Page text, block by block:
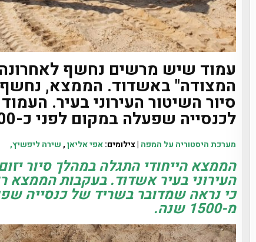
עמוד שיש מרשים נחשף
המצודה" באשדוד. הממצא,
סיור השיטור העירוני בעיר.
לכנסייה שפעלה במקום לפני כ-1500 שנה
מערכת היסטוריה על המפה | צילומים:אפי אליאן,שירה ליפשיץ,
הממצא הייחודי התגלה במהלך סיור
העירוני בעיר אשדוד. בעקבות הממצא
כי נראה שמדובר בשריד של כנסייה
מ-1500 שנה.